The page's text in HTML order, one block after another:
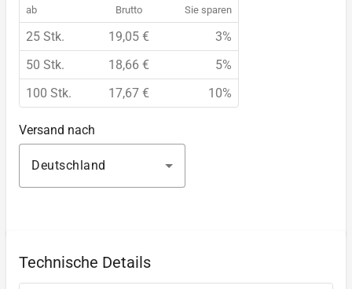
ab Brutto Sie sparen
25 Stk. 19,05 €
3%
50 Stk.
18,66 €
5%
100 Stk.
17,67 € 10%
Versand nach
Deutschland
Technische Details